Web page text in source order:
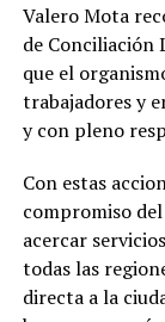
Valero Mota
de
que el
trabajadores y
y con pleno
Con estas
compromiso
acercar
todas las
directa a la